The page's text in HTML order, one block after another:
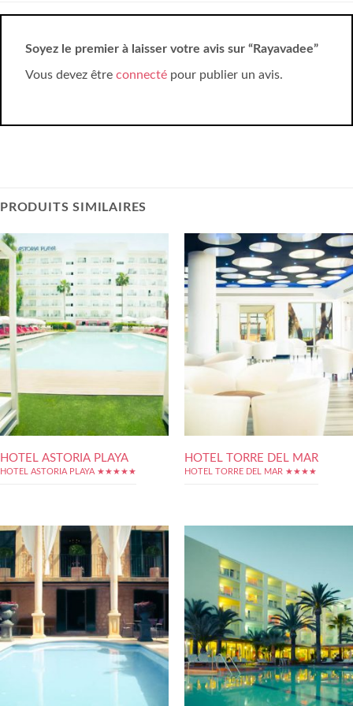
Soyez le premier à laisser votre avis sur “Rayavadee”
Vous devez être connecté pour publier un avis.
PRODUITS SIMILAIRES
HOTEL ASTORIA PLAYA
HOTEL ASTORIA PLAYA ★★★★★
HOTEL TORRE DEL MAR
HOTEL TORRE DEL MAR ★★★★